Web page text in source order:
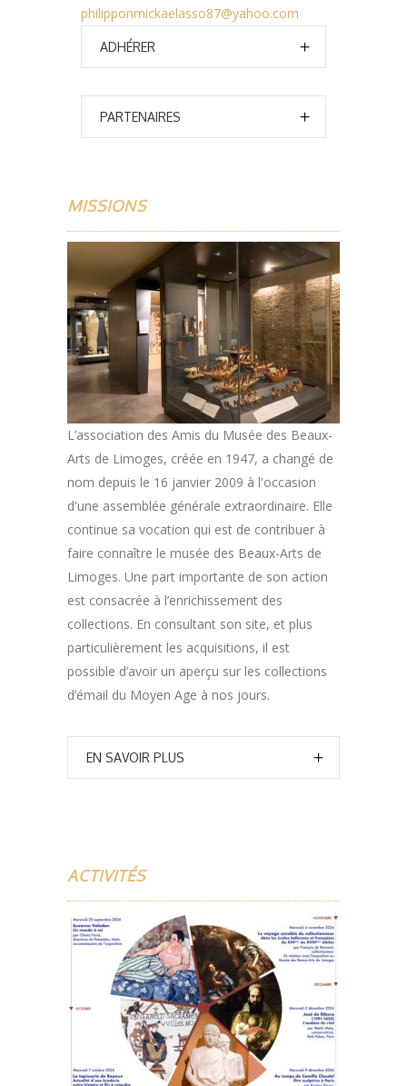
philipponmickaelasso87@yahoo.com
ADHÉRER
PARTENAIRES
MISSIONS
L’association des Amis du Musée des Beaux-
Arts de Limoges, créée en 1947, a changé de
nom depuis le 16 janvier 2009 à l'occasion
d'une assemblée générale extraordinaire. Elle
continue sa vocation qui est de contribuer à
faire connaître le musée des Beaux-Arts de
Limoges. Une part importante de son action
est consacrée à l’enrichissement des
collections. En consultant son site, et plus
particulièrement les acquisitions, il est
possible d’avoir un aperçu sur les collections
d’émail du Moyen Age à nos jours.
EN SAVOIR PLUS
ACTIVITÉS